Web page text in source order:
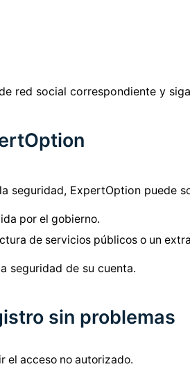
red social correspondiente y
seguridad, ExpertOption puede
por el gobierno.
de servicios públicos o un
seguridad de su cuenta.
sin problemas
el acceso no autorizado.